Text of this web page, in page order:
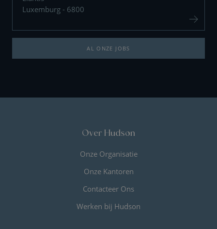
Luxemburg - 6800
AL ONZE JOBS
Over Hudson
Onze Organisatie
Onze Kantoren
Contacteer Ons
Werken bij Hudson